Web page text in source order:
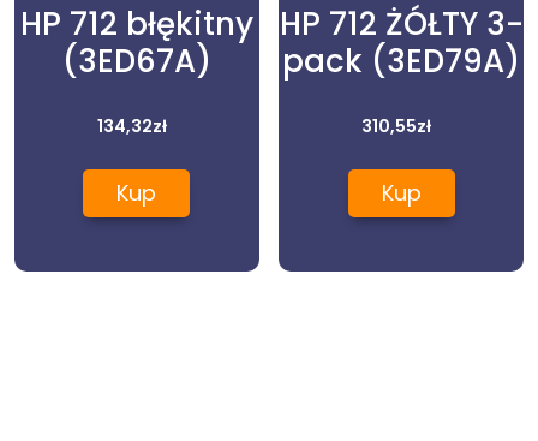
HP 712 błękitny
(3ED67A)
134,32zł
Kup
HP 712 ŻÓŁTY 3-
pack (3ED79A)
310,55zł
Kup